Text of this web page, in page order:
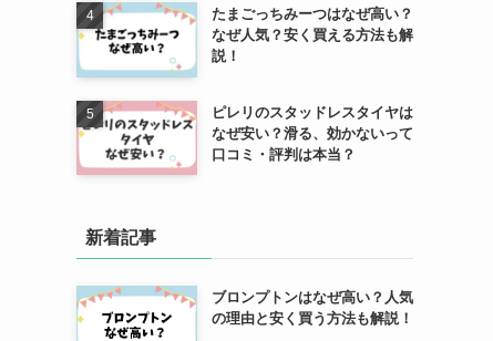
たまごっちみーつはなぜ高い？
なぜ人気？安く買える方法も解
説！
ピレリのスタッドレスタイヤは
なぜ安い？滑る、効かないって
口コミ・評判は本当？
新着記事
ブロンプトンはなぜ高い？人気
の理由と安く買う方法も解説！